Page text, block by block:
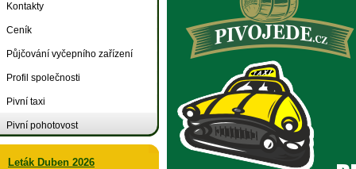
Kontakty
Ceník
Půjčování vyčepního zařízení
Profil společnosti
Pivní taxi
Pivní pohotovost
Leták Duben 2026